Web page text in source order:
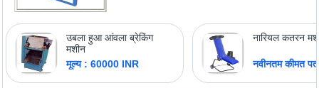
उबला हुआ आंवला ब्रेकिंग
मशीन
मूल्य : 60000 INR
नारियल कतरन
नवीनतम कीमत